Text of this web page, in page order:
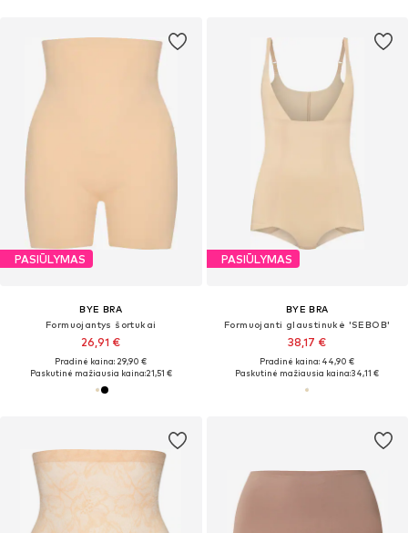
PASIŪLYMAS
BYE BRA
Formuojantys šortukai
26,91 €
Pradinė kaina: 29,90 €
Paskutinė mažiausia kaina:21,51 €
PASIŪLYMAS
BYE BRA
Formuojanti glaustinukė 'SEBOB'
38,17 €
Pradinė kaina: 44,90 €
Paskutinė mažiausia kaina:34,11 €